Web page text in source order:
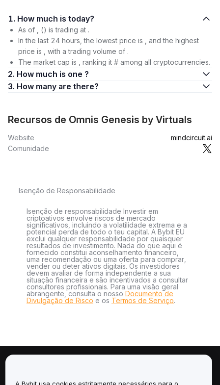
1. How much is today?
As of , () is trading at .
In the last 24 hours, the lowest price is , and the highest
price is , with a trading volume of .
The market cap is , ranking it # among all cryptocurrencies.
2. How much is one ?
3. How many are there?
Recursos de Omnis Genesis by Virtuals
Website
mindcircuit.ai
Comunidade
Isenção de Responsabilidade
Isenção de responsabilidade Investir em
criptoativos envolve riscos de mercado
significativos, incluindo a volatilidade extrema e a
potencial perda de todo o teu capital. A Bybit EU
exclui qualquer responsabilidade por quaisquer
resultados de investimento. Nada do que aqui é
fornecido constitui aconselhamento financeiro,
uma recomendação ou uma oferta para comprar,
vender ou deter ativos digitais. Os investidores
devem avaliar de forma independente a sua
situação financeira e são incentivados a consultar
consultores profissionais. Para uma visão geral
abrangente, consulta o nosso Documento de
Divulgação de Risco e os Termos de Serviço.